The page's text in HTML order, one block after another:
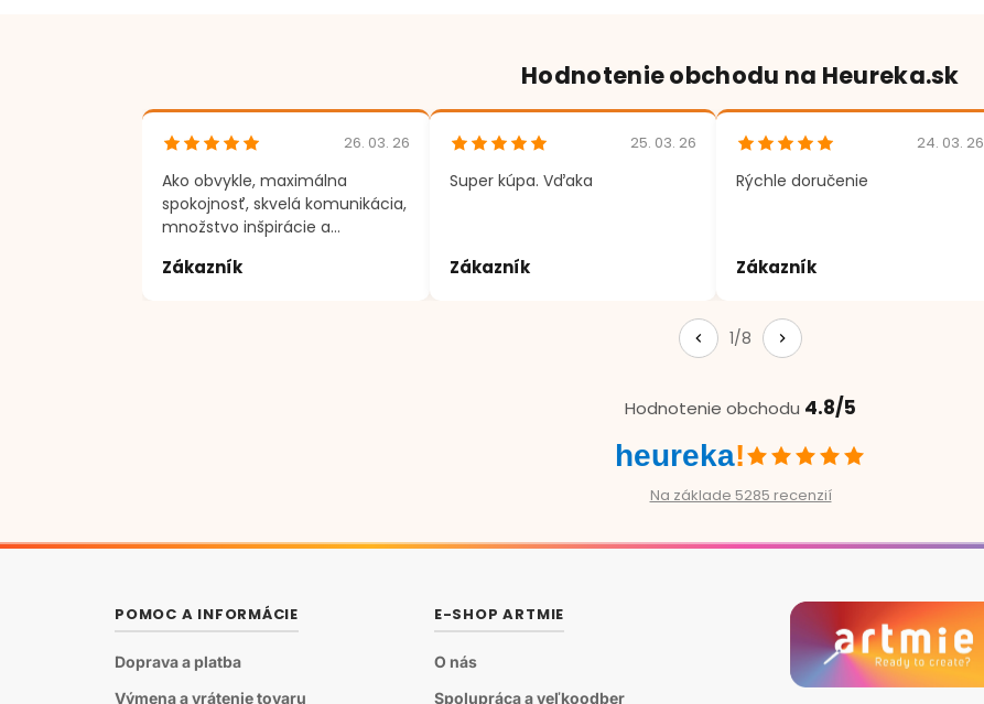
Hodnotenie obchodu na Heureka.sk
26. 03. 26
Ako obvykle, maximálna
spokojnosť, skvelá komunikácia,
množstvo inšpirácie a
;)
Zákazník
25. 03. 26
Super kúpa. Vďaka
Zákazník
24. 03. 26
Rýchle doručenie
Zákazník
1/8
Hodnotenie obchodu 4.8/5
heureka!
Na základe 5285 recenzií
POMOC A INFORMÁCIE
Doprava a platba
Výmena a vrátenie tovaru
E-SHOP ARTMIE
O nás
Spolupráca a veľkoodber